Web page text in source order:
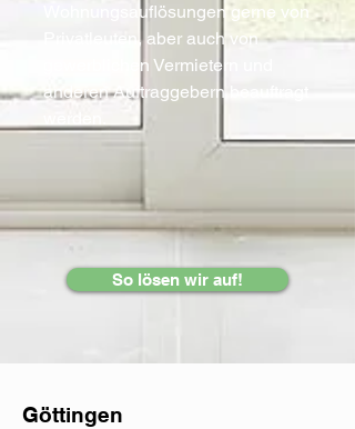
Wohnungsauflösungen gerne von
Privatleuten, aber auch von
gewerblichen Vermietern und
anderen Auftraggebern beauftragt
So lösen wir auf!
Göttingen